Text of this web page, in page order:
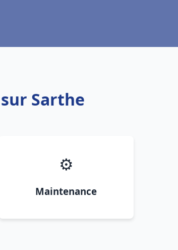
Sarthe
⚙️
Maintenance